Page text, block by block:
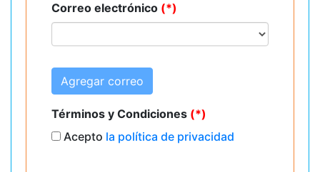
Correo electrónico (*)
Agregar correo
Términos y Condiciones (*)
Acepto la política de privacidad